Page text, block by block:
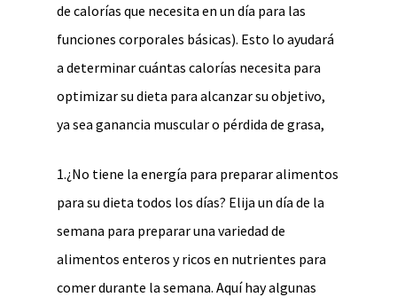
de calorías que necesita en un día para las
funciones corporales básicas). Esto lo ayudará
a determinar cuántas calorías necesita para
optimizar su dieta para alcanzar su objetivo,
ya sea ganancia muscular o pérdida de grasa,
1.¿No tiene la energía para preparar alimentos
para su dieta todos los días? Elija un día de la
semana para preparar una variedad de
alimentos enteros y ricos en nutrientes para
comer durante la semana. Aquí hay algunas